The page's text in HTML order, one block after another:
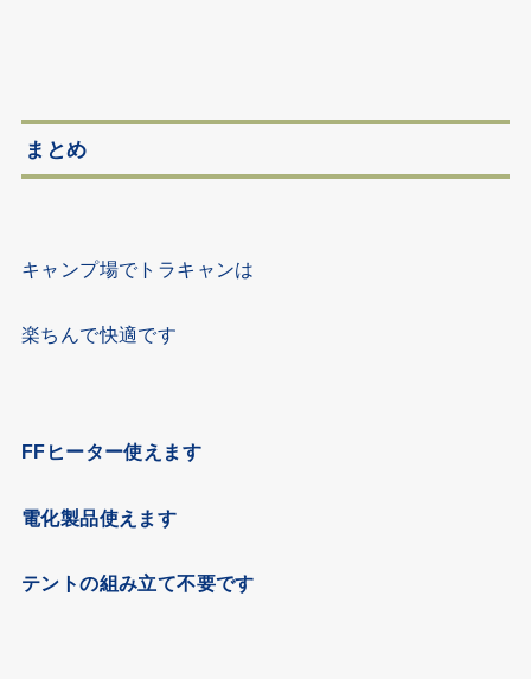
まとめ
キャンプ場でトラキャンは
楽ちんで快適です
FFヒーター使えます
電化製品使えます
テントの組み立て不要です